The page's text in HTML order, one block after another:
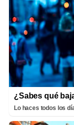
¿Sabes qué
Lo haces todos los